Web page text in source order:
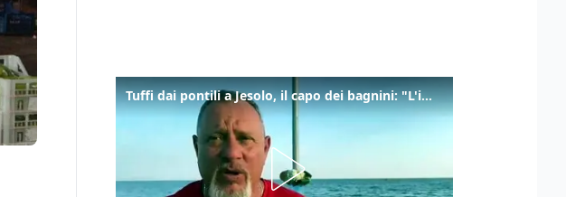
Tuffi dai pontili a Jesolo, il capo dei bagnini: "L'impegno di tutti per evitare altre tragedie"